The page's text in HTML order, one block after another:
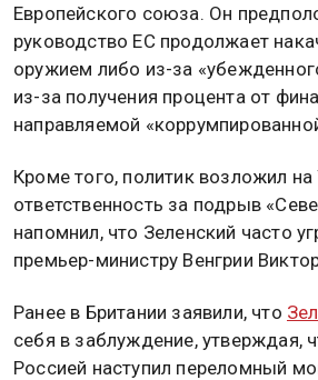
Европейского союза. Он
руководство ЕС продолжает
оружием либо из-за
из-за получения процента от
направляемой
Кроме того, политик возложил на
ответственность за подрыв
напомнил, что Зеленский часто
премьер-министру Венгрии
Ранее в Британии заявили, что
себя в заблуждение, утверждая,
Россией наступил переломный